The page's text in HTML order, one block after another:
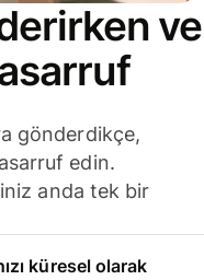
ve
gönderdikçe,
edin.
anda tek bir
küresel olarak